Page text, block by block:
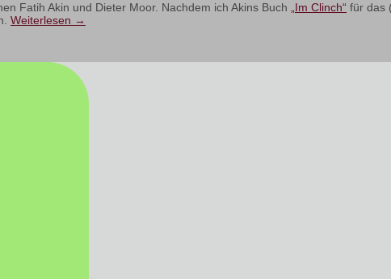
Fatih Akin und Dieter Moor. Nachdem ich Akins Buch „Im Clinch“ für das
Weiterlesen →